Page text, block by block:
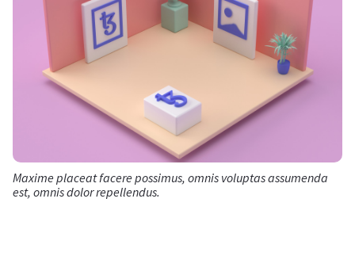
Maxime placeat facere possimus, omnis voluptas assumenda
est, omnis dolor repellendus.